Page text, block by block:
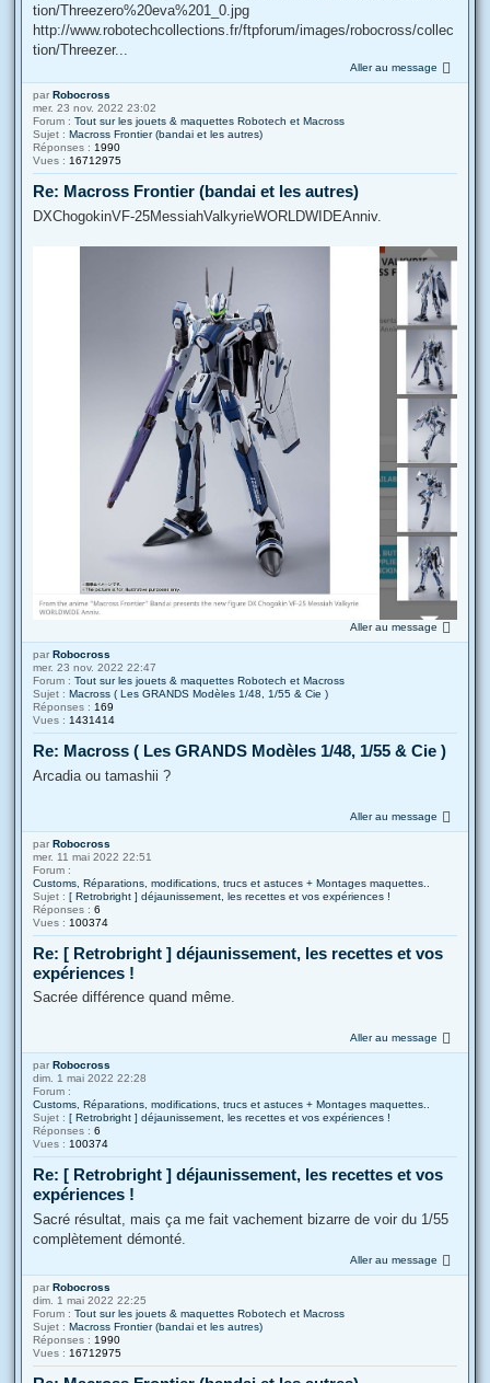
tion/Threezero%20eva%201_0.jpg
http://www.robotechcollections.fr/ftpforum/images/robocross/collec
tion/Threezer...
Aller au message
par Robocross
mer. 23 nov. 2022 23:02
Forum : Tout sur les jouets & maquettes Robotech et Macross
Sujet : Macross Frontier (bandai et les autres)
Réponses : 1990
Vues : 16712975
Re: Macross Frontier (bandai et les autres)
DXChogokinVF-25MessiahValkyrieWORLDWIDEAnniv.
Aller au message
par Robocross
mer. 23 nov. 2022 22:47
Forum : Tout sur les jouets & maquettes Robotech et Macross
Sujet : Macross ( Les GRANDS Modèles 1/48, 1/55 & Cie )
Réponses : 169
Vues : 1431414
Re: Macross ( Les GRANDS Modèles 1/48, 1/55 & Cie )
Arcadia ou tamashii ?
Aller au message
par Robocross
mer. 11 mai 2022 22:51
Forum :
Customs, Réparations, modifications, trucs et astuces + Montages maquettes..
Sujet : [ Retrobright ] déjaunissement, les recettes et vos expériences !
Réponses : 6
Vues : 100374
Re: [ Retrobright ] déjaunissement, les recettes et vos
expériences !
Sacrée différence quand même.
Aller au message
par Robocross
dim. 1 mai 2022 22:28
Forum :
Customs, Réparations, modifications, trucs et astuces + Montages maquettes..
Sujet : [ Retrobright ] déjaunissement, les recettes et vos expériences !
Réponses : 6
Vues : 100374
Re: [ Retrobright ] déjaunissement, les recettes et vos
expériences !
Sacré résultat, mais ça me fait vachement bizarre de voir du 1/55
complètement démonté.
Aller au message
par Robocross
dim. 1 mai 2022 22:25
Forum : Tout sur les jouets & maquettes Robotech et Macross
Sujet : Macross Frontier (bandai et les autres)
Réponses : 1990
Vues : 16712975